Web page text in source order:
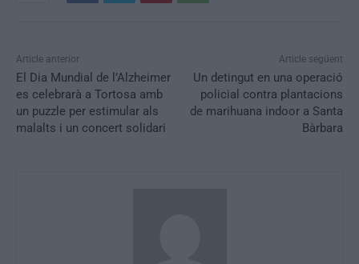
Article anterior
El Dia Mundial de l’Alzheimer
es celebrarà a Tortosa amb
un puzzle per estimular als
malalts i un concert solidari
Article següent
Un detingut en una operació
policial contra plantacions
de marihuana indoor a Santa
Bàrbara